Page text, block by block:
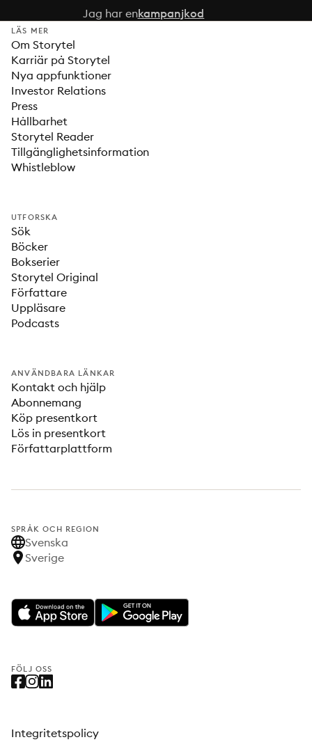
Jag har enkampanjkod
LÄS MER
Om Storytel
Karriär på Storytel
Nya appfunktioner
Investor Relations
Press
Hållbarhet
Storytel Reader
Tillgänglighetsinformation
Whistleblow
UTFORSKA
Sök
Böcker
Bokserier
Storytel Original
Författare
Uppläsare
Podcasts
ANVÄNDBARA LÄNKAR
Kontakt och hjälp
Abonnemang
Köp presentkort
Lös in presentkort
Författarplattform
SPRÅK OCH REGION
Svenska
Sverige
FÖLJ OSS
Integritetspolicy